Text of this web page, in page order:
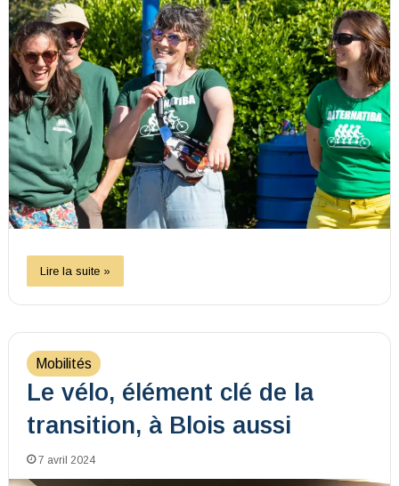
Lire la suite »
Mobilités
Le vélo, élément clé de la
transition, à Blois aussi
7 avril 2024